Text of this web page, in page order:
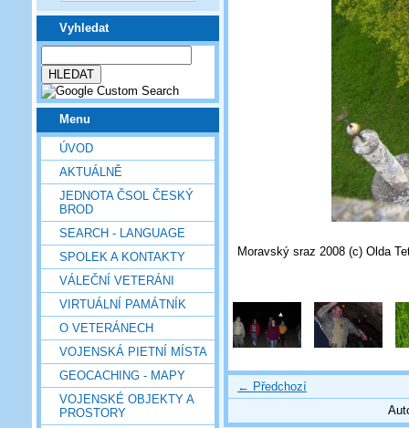
Vyhledat
Menu
ÚVOD
AKTUÁLNĚ
JEDNOTA ČSOL ČESKÝ
BROD
SEARCH - LANGUAGE
SPOLEK A KONTAKTY
VÁLEČNÍ VETERÁNI
VIRTUÁLNÍ PAMÁTNÍK
O VETERÁNECH
VOJENSKÁ PIETNÍ MÍSTA
GEOCACHING - MAPY
VOJENSKÉ OBJEKTY A
PROSTORY
Moravský sraz 2008 (c) Olda
← Předchozí